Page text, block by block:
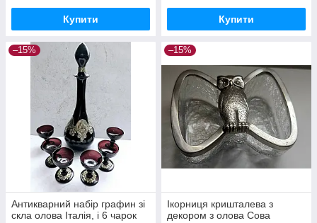
Купити Купити
–15%
Антикварний набір графин зі
скла олова Італія, і 6 чарок
–15%
Ікорниця кришталева з
декором з олова Сова